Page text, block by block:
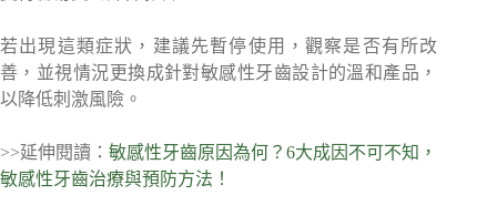
若出現這類症狀，建議先暫停使用，觀察是否有所改
善，並視情況更換成針對敏感性牙齒設計的溫和產品，
以降低刺激風險。
>>延伸閱讀：敏感性牙齒原因為何？6大成因不可不知，
敏感性牙齒治療與預防方法！